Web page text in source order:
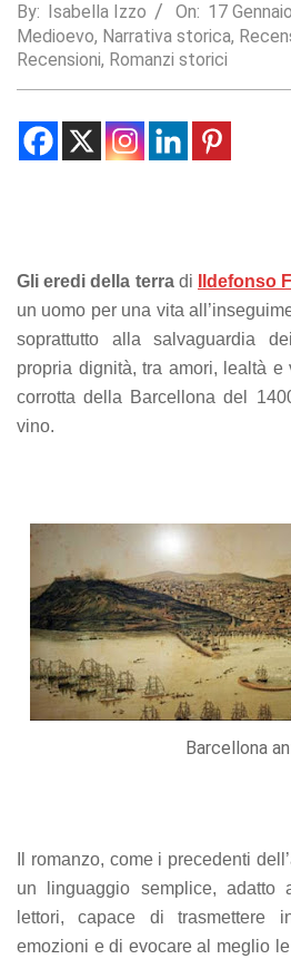
By: Isabella Izzo On: 17
Medioevo, Narrativa storica,
Recensioni, Romanzi storici
Gli eredi della terra di Ildefonso
un uomo per una vita
soprattutto alla salvaguardia
propria dignità, tra amori, lealtà e
corrotta della Barcellona del
vino.
Barcellona
Il romanzo, come i precedenti
un linguaggio semplice,
lettori, capace di trasmettere
emozioni e di evocare al meglio
Statistics
In order for
website's
functionality
and
Experience
In order for
our website
to perform
as well as
functionality
will
disappear
from the
website.
you visit our
site, you
increase the
chance of
seeing